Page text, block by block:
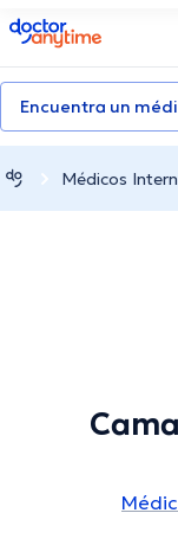
doctoranytime
Encuentra un
Médicos